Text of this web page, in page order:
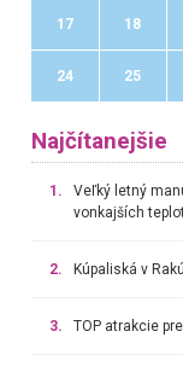
17 18
24 25
Najčítanejšie
1.
Veľký letný
vonkajších
2. Kúpaliská v
3. TOP atrakcie